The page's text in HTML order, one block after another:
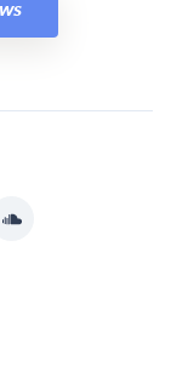
Soundcloud